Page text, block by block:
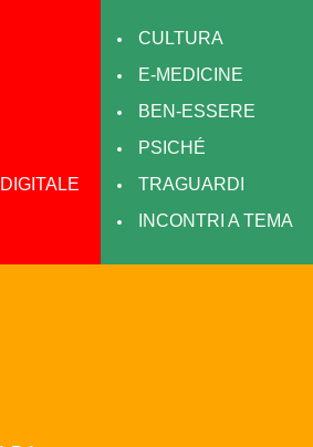
CULTURA
E-MEDICINE
BEN-ESSERE
PSICHÉ
TRAGUARDI
INCONTRI A TEMA